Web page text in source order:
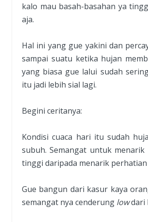
kalo mau basah-basahan ya
aja.
Hal ini yang gue yakini dan
sampai suatu ketika hujan
yang biasa gue lalui sudah
itu jadi lebih sial lagi.
Begini ceritanya:
Kondisi cuaca hari itu sudah
subuh. Semangat untuk
tinggi daripada menarik perhatian
Gue bangun dari kasur kaya
semangat nya cenderung lowdari